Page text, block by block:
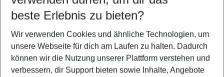
5-8 Nächte
2 Erwachsene Keine Kinder
Mehr Filter anzeigen
beste Erlebnis zu bieten?
Wir verwenden Cookies und ähnliche Technologien, um
unsere Webseite für dich am Laufen zu halten. Dadurch
können wir die Nutzung unserer Plattform verstehen und
verbessern, dir Support bieten sowie Inhalte, Angebote